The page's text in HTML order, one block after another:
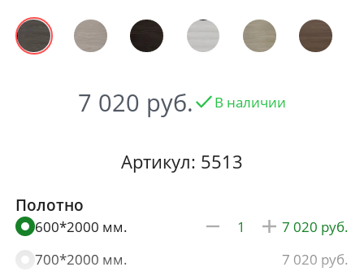
7 020 В наличии
Артикул: 5513
Полотно
600*2000 мм.
7 020
700*2000 мм.
7 020